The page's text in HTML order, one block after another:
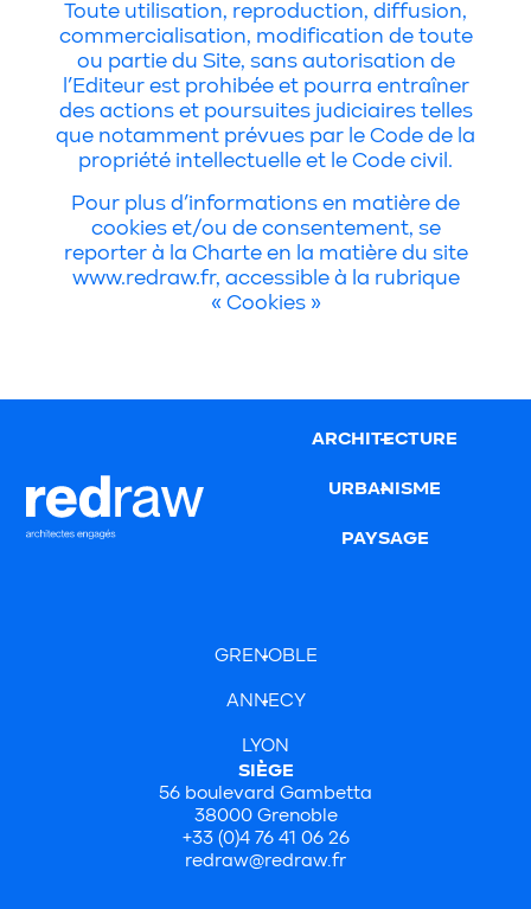
Toute utilisation, reproduction, diffusion,
commercialisation, modification de toute
ou partie du Site, sans autorisation de
l’Editeur est prohibée et pourra entraîner
des actions et poursuites judiciaires telles
que notamment prévues par le Code de la
propriété intellectuelle et le Code civil.
Pour plus d’informations en matière de
cookies et/ou de consentement, se
reporter à la Charte en la matière du site
www.redraw.fr, accessible à la rubrique
« Cookies »
ARCHITECTURE
URBANISME
PAYSAGE
GRENOBLE
ANNECY
LYON
SIÈGE
56 boulevard Gambetta
38000 Grenoble
+33 (0)4 76 41 06 26
redraw@redraw.fr